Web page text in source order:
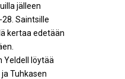
jälleen
Saintsille
kertaa edetään
Yeldell löytää
Tuhkasen